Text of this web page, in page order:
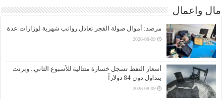
مال واعمال
مرصد: أموال صولة الفجر تعادل رواتب شهرية لوزارات عدة
2026-08-09
أسعار النفط تسجل خسارة متتالية للأسبوع الثاني.. وبرنت
يتداول دون 84 دولاراً
2026-08-09